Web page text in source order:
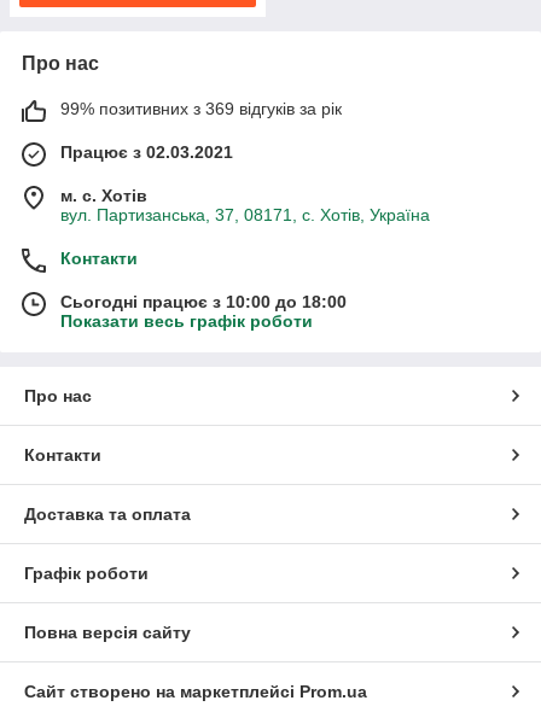
Про нас
99% позитивних з 369 відгуків за рік
Працює з 02.03.2021
м. с. Хотів
вул. Партизанська, 37, 08171, с. Хотів, Україна
Контакти
Сьогодні працює з 10:00 до 18:00
Показати весь графік роботи
Про нас
Контакти
Доставка та оплата
Графік роботи
Повна версія сайту
Сайт створено на маркетплейсі Prom.ua